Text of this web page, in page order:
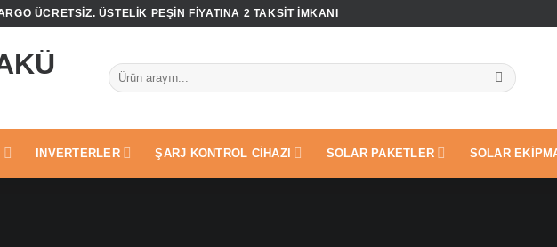
ÜCRETSIZ. ÜSTELIK PEŞIN FIYATINA 2 TAKSIT IMKANI
Ara:
INVERTERLER ŞARJ KONTROL CIHAZI SOLAR PAKETLER SOLAR